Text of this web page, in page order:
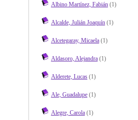
Albino Martínez, Fabián(1)
Alcalde, Julián Joaquín(1)
Alcetegaray, Micaela(1)
Aldasoro, Alejandra(1)
Alderete, Lucas(1)
Ale, Guadalupe(1)
Alegre, Carola(1)